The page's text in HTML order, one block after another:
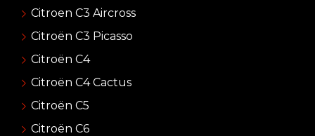
Citroen C3 Aircross
Citroën C3 Picasso
Citroën C4
Citroën C4 Cactus
Citroën C5
Citroën C6